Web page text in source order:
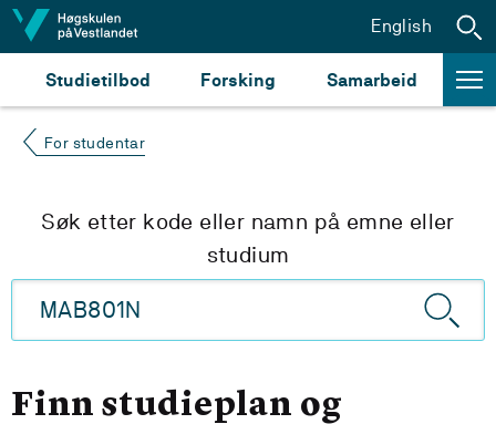
Hopp til innhald
Studietilbod Forsking Samarbeid
English
For studentar
Søk etter kode eller namn på emne eller
studium
Finn studieplan og